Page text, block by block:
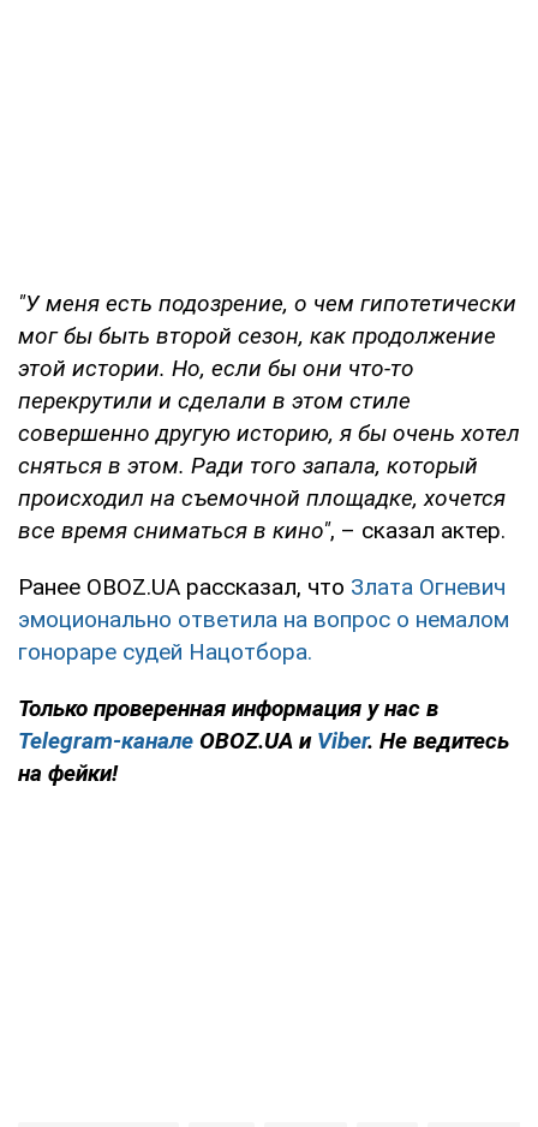
"У меня есть подозрение, о чем гипотетически
мог бы быть второй сезон, как продолжение
этой истории. Но, если бы они что-то
перекрутили и сделали в этом стиле
совершенно другую историю, я бы очень хотел
сняться в этом. Ради того запала, который
происходил на съемочной площадке, хочется
все время сниматься в кино", – сказал актер.
Ранее OBOZ.UA рассказал, что Злата Огневич
эмоционально ответила на вопрос о немалом
гонораре судей Нацотбора.
Только проверенная информация у нас в
Telegram-канале OBOZ.UA и Viber. Не ведитесь
на фейки!